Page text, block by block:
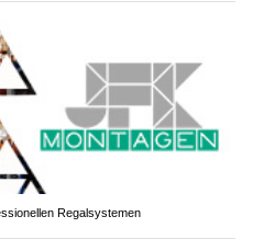
Regalsystemen